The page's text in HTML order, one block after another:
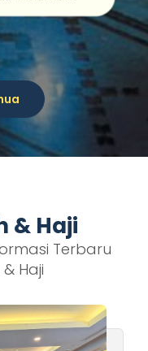
& Haji
Terbaru
Haji